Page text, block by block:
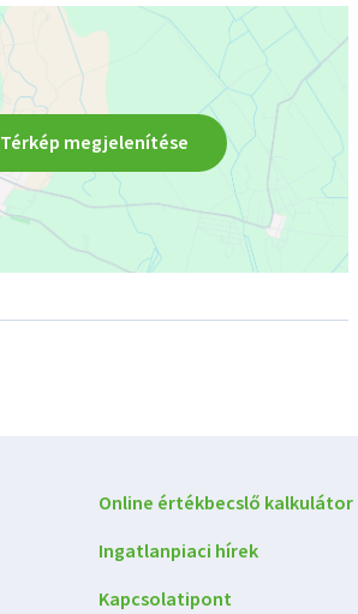
Térkép megjelenítése
Online értékbecslő kalkulátor
Ingatlanpiaci hírek
Kapcsolatipont